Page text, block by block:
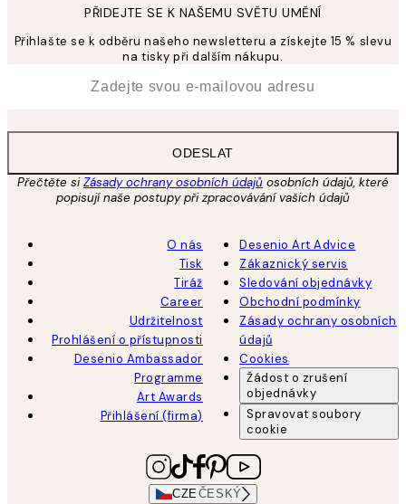
PŘIDEJTE SE K NAŠEMU SVĚTU UMĚNÍ
Přihlašte se k odběru našeho newsletteru a získejte 15 % slevu
na tisky při dalším nákupu.
ODESLAT
Přečtěte siZásady ochrany osobních údajů osobních údajů, které
popisují naše postupy při zpracovávání vašich údajů
O nás
Tisk
Tiráž
Career
Udržitelnost
Prohlášení o přístupnosti
Desenio Ambassador
Programme
Art Awards
Přihlášení (firma)
Desenio Art Advice
Zákaznický servis
Sledování objednávky
Obchodní podmínky
Zásady ochrany osobních
údajů
Cookies
Žádost o zrušení
objednávky
Spravovat soubory
cookie
CZEČESKÝ